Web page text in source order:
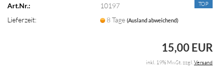
TOP
Art.Nr.:
10197
Lieferzeit:
8 Tage(Ausland abweichend)
15,00 EUR
inkl. 19% MwSt. zzgl.Versand